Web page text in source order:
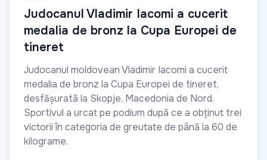
Judocanul Vladimir Iacomi a cucerit
medalia de bronz la Cupa Europei de
tineret
Judocanul moldovean Vladimir Iacomi a cucerit
medalia de bronz la Cupa Europei de tineret,
desfășurată la Skopje, Macedonia de Nord.
Sportivul a urcat pe podium după ce a obținut trei
victorii în categoria de greutate de până la 60 de
kilograme.